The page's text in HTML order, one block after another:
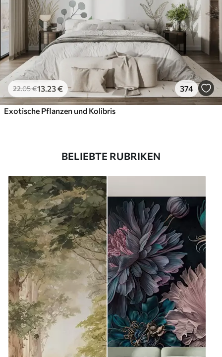
22.05€13 .23€ 374
Exotische Pflanzen und Kolibris
BELIEBTE RUBRIKEN